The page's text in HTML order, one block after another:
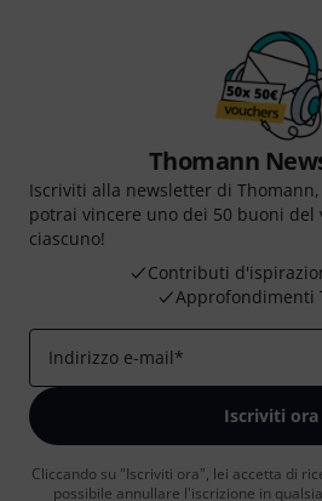
Thomann
Iscriviti alla newsletter di
potrai vincere uno dei 50 buoni del
ciascuno!
Contributi
Approfondimenti
Indirizzo e-mail*
Iscriviti ora
Cliccando su "Iscriviti ora", lei accetta di
possibile annullare l'iscrizione in